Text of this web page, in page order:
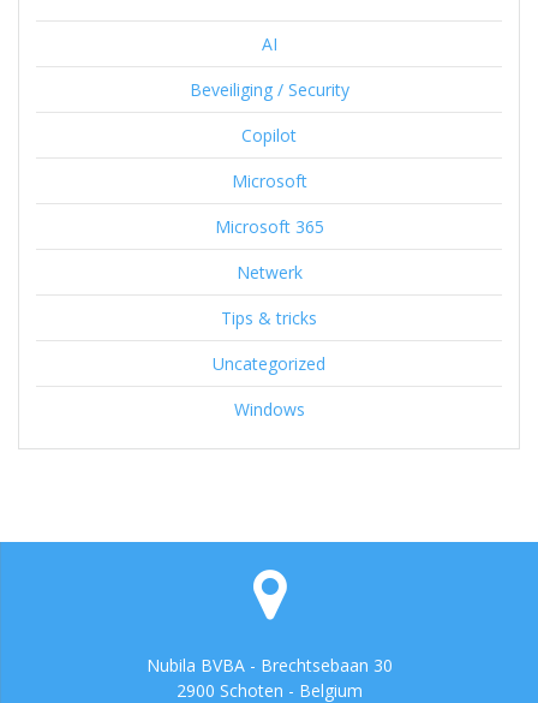
AI
Beveiliging / Security
Copilot
Microsoft
Microsoft 365
Netwerk
Tips & tricks
Uncategorized
Windows
Nubila BVBA - Brechtsebaan 30
2900 Schoten - Belgium